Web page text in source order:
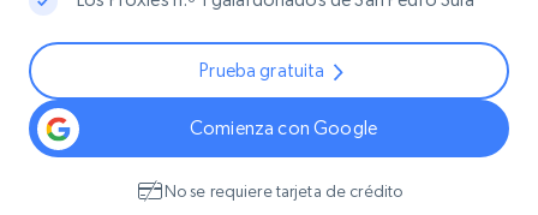
Prueba gratuita
Comienza con Google
No se requiere tarjeta de crédito